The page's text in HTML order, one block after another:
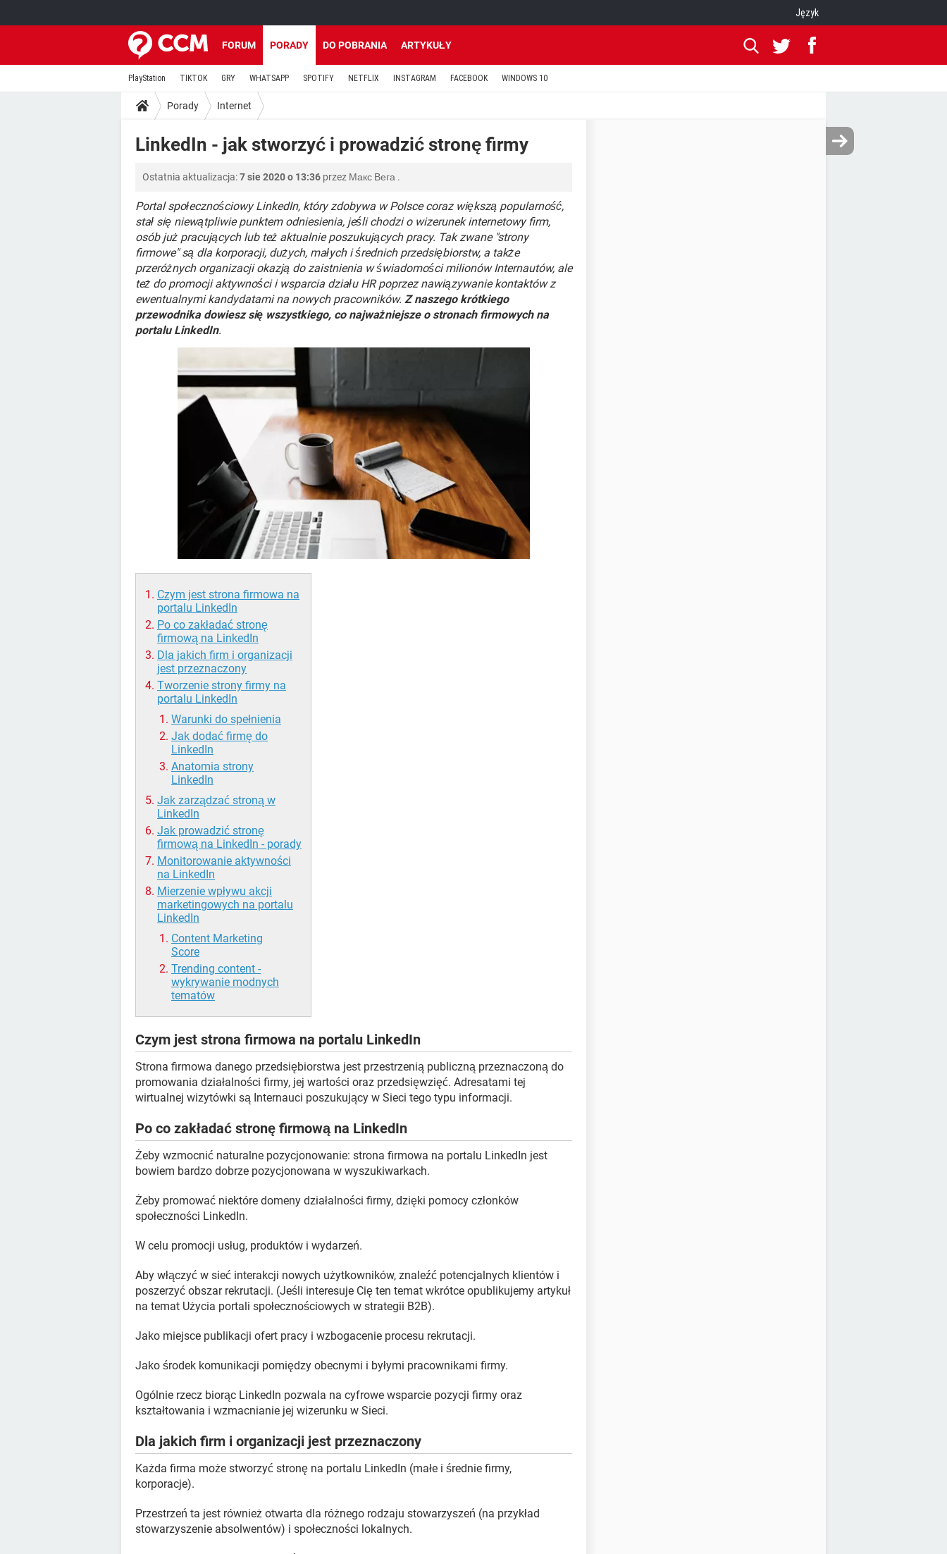
Język
FORUM PORADY DO POBRANIA ARTYKUŁY
PlayStation TIKTOK GRY WHATSAPP SPOTIFY NETFLIX INSTAGRAM FACEBOOK WINDOWS 10
Porady Internet
LinkedIn - jak stworzyć i prowadzić stronę firmy
Ostatnia aktualizacja:7 sie 2020 o 13:36 przez Макс Вега .
Portal społecznościowy LinkedIn, który zdobywa w Polsce coraz większą popularność,
stał się niewątpliwie punktem odniesienia, jeśli chodzi o wizerunek internetowy firm,
osób już pracujących lub też aktualnie poszukujących pracy. Tak zwane "strony
firmowe" są dla korporacji, dużych, małych i średnich przedsiębiorstw, a także
przeróżnych organizacji okazją do zaistnienia w świadomości milionów Internautów, ale
też do promocji aktywności i wsparcia działu HR poprzez nawiązywanie kontaktów z
ewentualnymi kandydatami na nowych pracowników. Z naszego krótkiego
przewodnika dowiesz się wszystkiego, co najważniejsze o stronach firmowych na
portalu LinkedIn.
Czym jest strona firmowa na
portalu LinkedIn
Po co zakładać stronę
firmową na LinkedIn
Dla jakich firm i organizacji
jest przeznaczony
Tworzenie strony firmy na
portalu LinkedIn
Warunki do spełnienia
Jak dodać firmę do
LinkedIn
Anatomia strony
LinkedIn
Jak zarządzać stroną w
LinkedIn
Jak prowadzić stronę
firmową na LinkedIn - porady
Monitorowanie aktywności
na LinkedIn
Mierzenie wpływu akcji
marketingowych na portalu
LinkedIn
Content Marketing
Score
Trending content -
wykrywanie modnych
tematów
Czym jest strona firmowa na portalu LinkedIn
Strona firmowa danego przedsiębiorstwa jest przestrzenią publiczną przeznaczoną do
promowania działalności firmy, jej wartości oraz przedsięwzięć. Adresatami tej
wirtualnej wizytówki są Internauci poszukujący w Sieci tego typu informacji.
Po co zakładać stronę firmową na LinkedIn
Żeby wzmocnić naturalne pozycjonowanie: strona firmowa na portalu LinkedIn jest
bowiem bardzo dobrze pozycjonowana w wyszukiwarkach.
Żeby promować niektóre domeny działalności firmy, dzięki pomocy członków
społeczności LinkedIn.
W celu promocji usług, produktów i wydarzeń.
Aby włączyć w sieć interakcji nowych użytkowników, znaleźć potencjalnych klientów i
poszerzyć obszar rekrutacji. (Jeśli interesuje Cię ten temat wkrótce opublikujemy artykuł
na temat Użycia portali społecznościowych w strategii B2B).
Jako miejsce publikacji ofert pracy i wzbogacenie procesu rekrutacji.
Jako środek komunikacji pomiędzy obecnymi i byłymi pracownikami firmy.
Ogólnie rzecz biorąc LinkedIn pozwala na cyfrowe wsparcie pozycji firmy oraz
kształtowania i wzmacnianie jej wizerunku w Sieci.
Dla jakich firm i organizacji jest przeznaczony
Każda firma może stworzyć stronę na portalu LinkedIn (małe i średnie firmy,
korporacje).
Przestrzeń ta jest również otwarta dla różnego rodzaju stowarzyszeń (na przykład
stowarzyszenie absolwentów) i społeczności lokalnych.